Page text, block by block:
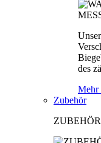
des
Mehr
Zubehör
ZUBEHÖR